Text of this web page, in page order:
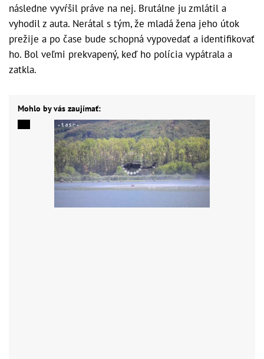
následne vyvŕšil práve na nej. Brutálne ju zmlátil a
vyhodil z auta. Nerátal s tým, že mladá žena jeho útok
prežije a po čase bude schopná vypovedať a identifikovať
ho. Bol veľmi prekvapený, keď ho polícia vypátrala a
zatkla.
Mohlo by vás zaujímať: